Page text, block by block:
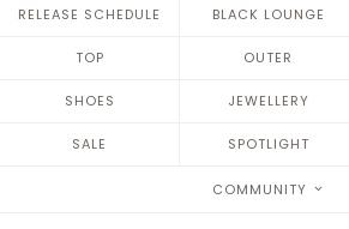
RELEASE SCHEDULE BLACK LOUNGE
TOP OUTER
SHOES JEWELLERY
SALE SPOTLIGHT
COMMUNITY